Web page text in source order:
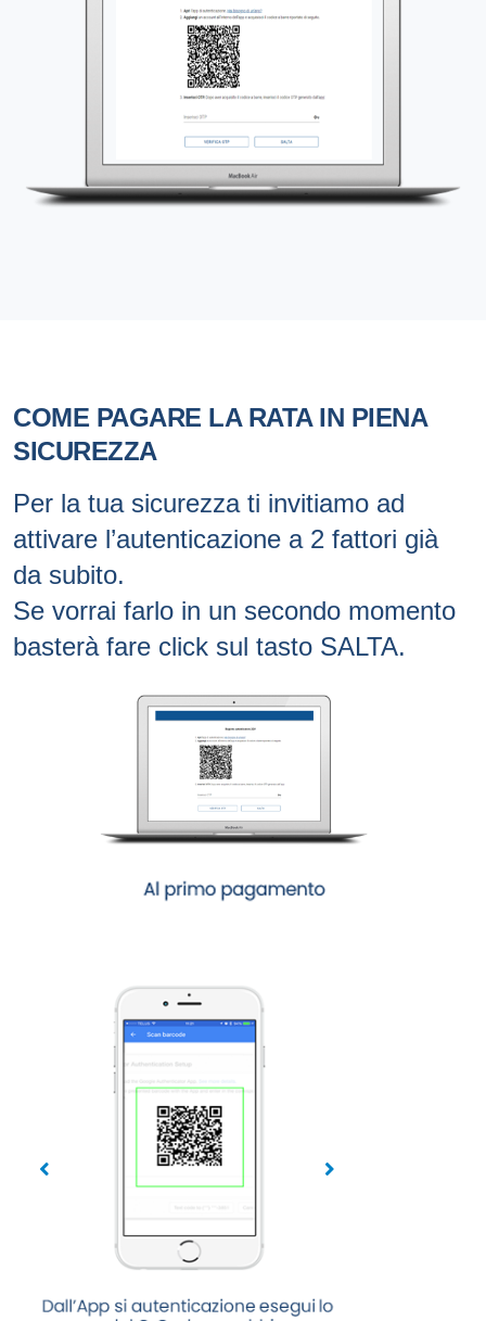
COME PAGARE LA RATA IN PIENA
SICUREZZA
Per la tua sicurezza ti invitiamo ad
attivare l’autenticazione a 2 fattori già
da subito.
Se vorrai farlo in un secondo momento
basterà fare click sul tasto SALTA.